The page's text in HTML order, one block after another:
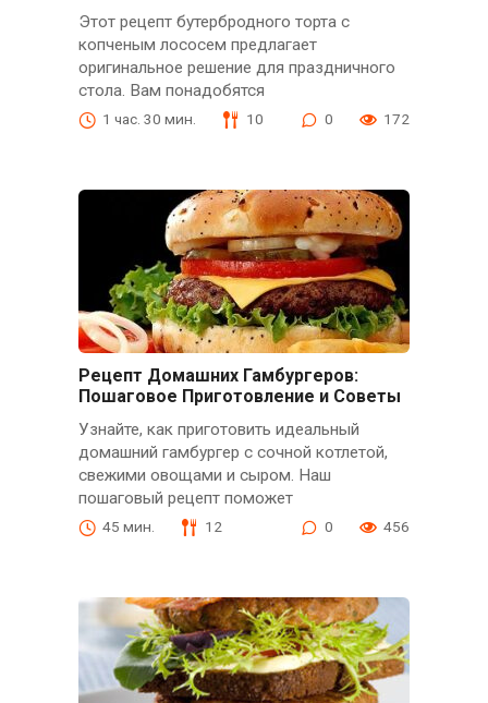
Этот рецепт бутербродного торта с
копченым лососем предлагает
оригинальное решение для праздничного
стола. Вам понадобятся
1 час. 30 мин. 10 0 172
Рецепт Домашних Гамбургеров:
Пошаговое Приготовление и Советы
Узнайте, как приготовить идеальный
домашний гамбургер с сочной котлетой,
свежими овощами и сыром. Наш
пошаговый рецепт поможет
45 мин. 12 0 456